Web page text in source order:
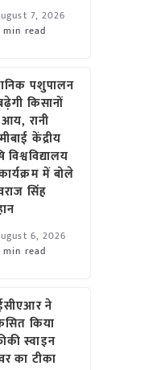
7, 2026
min read
पशुपालन
किसानों
रानी
केंद्रीय
विश्वविद्यालय
में बोले
सिंह
6, 2026
min read
ने
किया
स्वाइन
का टीका